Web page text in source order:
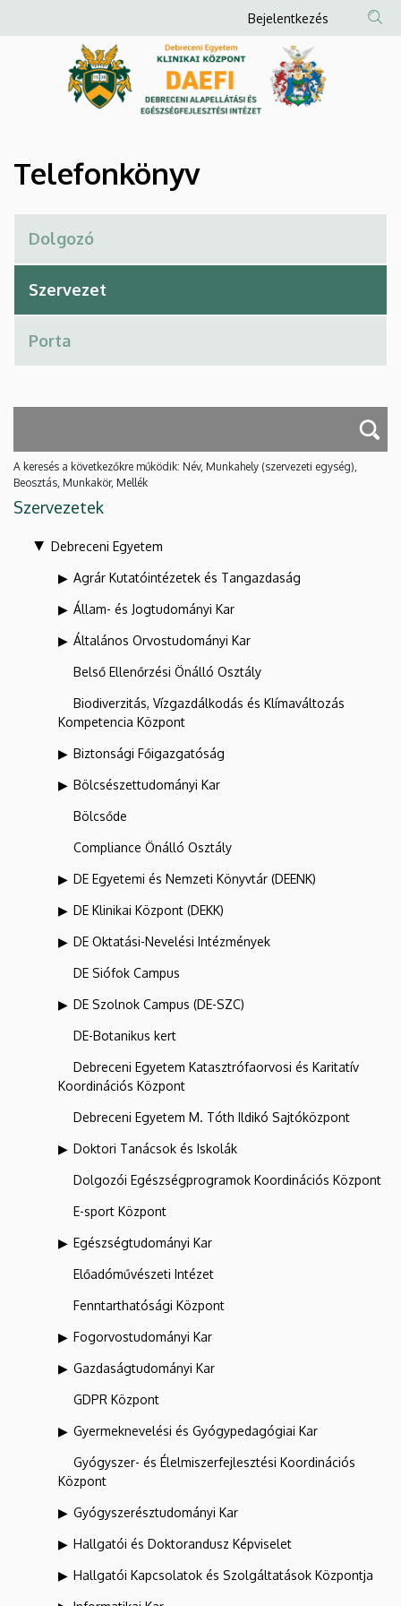
Debreceni
és
Egészségfejlesztési
Intézet
a
Anonim
Felhasználói
fiók
menüje
Bejelentkezés
Telefonkönyv
A keresés a következőkre működik: Név, Munkahely (szervezeti egység),
Beosztás, Munkakör, Mellék
Szervezetek
Debreceni Egyetem
Agrár Kutatóintézetek és Tangazdaság
Állam- és Jogtudományi Kar
Általános Orvostudományi Kar
Belső Ellenőrzési Önálló Osztály
Biodiverzitás, Vízgazdálkodás és Klímaváltozás
Kompetencia Központ
Biztonsági Főigazgatóság
Bölcsészettudományi Kar
Bölcsőde
Compliance Önálló Osztály
DE Egyetemi és Nemzeti Könyvtár (DEENK)
DE Klinikai Központ (DEKK)
DE Oktatási-Nevelési Intézmények
DE Siófok Campus
DE Szolnok Campus (DE-SZC)
DE-Botanikus kert
Debreceni Egyetem Katasztrófaorvosi és Karitatív
Koordinációs Központ
Debreceni Egyetem M. Tóth Ildikó Sajtóközpont
Doktori Tanácsok és Iskolák
Dolgozói Egészségprogramok Koordinációs Központ
E-sport Központ
Egészségtudományi Kar
Előadóművészeti Intézet
Fenntarthatósági Központ
Fogorvostudományi Kar
Gazdaságtudományi Kar
GDPR Központ
Gyermeknevelési és Gyógypedagógiai Kar
Gyógyszer- és Élelmiszerfejlesztési Koordinációs
Központ
Gyógyszerésztudományi Kar
Hallgatói és Doktorandusz Képviselet
Hallgatói Kapcsolatok és Szolgáltatások Központja